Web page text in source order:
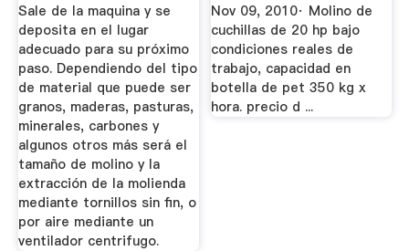
Sale de la maquina y se
deposita en el lugar
adecuado para su próximo
paso. Dependiendo del tipo
de material que puede ser
granos, maderas, pasturas,
minerales, carbones y
algunos otros más será el
tamaño de molino y la
extracción de la molienda
mediante tornillos sin fin, o
por aire mediante un
ventilador centrifugo.
Nov 09, 2010· Molino de
cuchillas de 20 hp bajo
condiciones reales de
trabajo, capacidad en
botella de pet 350 kg x
hora. precio d ...